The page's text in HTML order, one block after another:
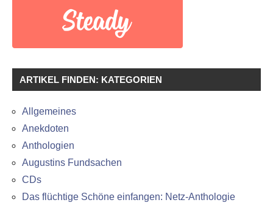
ARTIKEL FINDEN: KATEGORIEN
Allgemeines
Anekdoten
Anthologien
Augustins Fundsachen
CDs
Das flüchtige Schöne einfangen: Netz-Anthologie